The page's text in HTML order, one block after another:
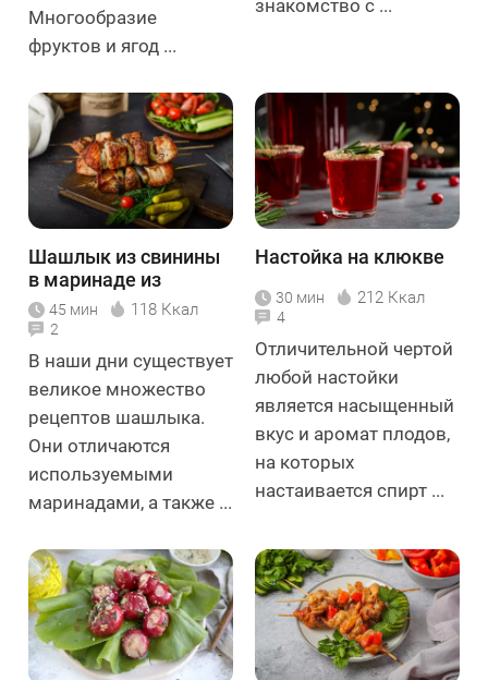
Многообразие
фруктов и ягод ...
знакомство с ...
Шашлык из свинины
в маринаде из
минеральной воды
45 мин 118 Ккал
2
В наши дни существует
великое множество
рецептов шашлыка.
Они отличаются
используемыми
маринадами, а также ...
Настойка на клюкве
30 мин 212 Ккал
4
Отличительной чертой
любой настойки
является насыщенный
вкус и аромат плодов,
на которых
настаивается спирт ...